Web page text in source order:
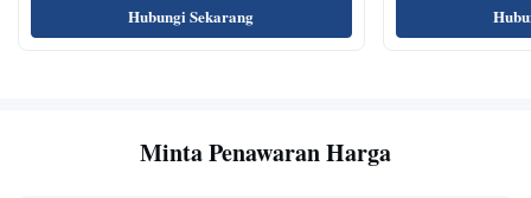
Hubungi Sekarang
Minta Penawaran Harga